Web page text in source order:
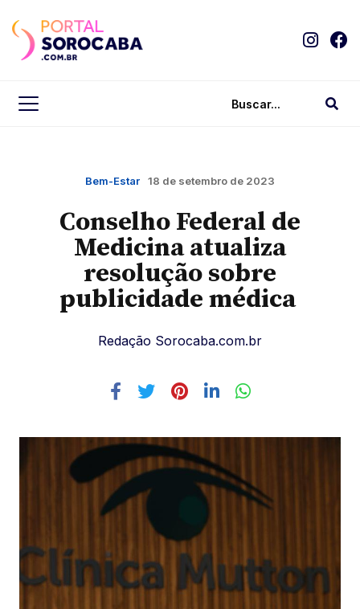
Bem-Estar 18 de setembro de 2023
Conselho Federal de
Medicina atualiza
resolução sobre
publicidade médica
Redação Sorocaba.com.br